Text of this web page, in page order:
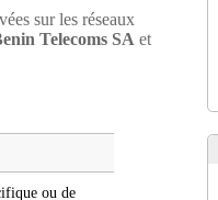
sur les réseaux
Telecoms SA et
ou de